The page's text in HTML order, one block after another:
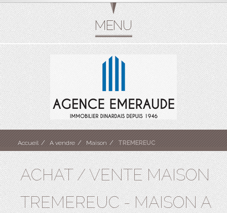
Accueil A vendre Maison TREMEREUC
ACHAT / VENTE MAISON
TREMEREUC - MAISON A